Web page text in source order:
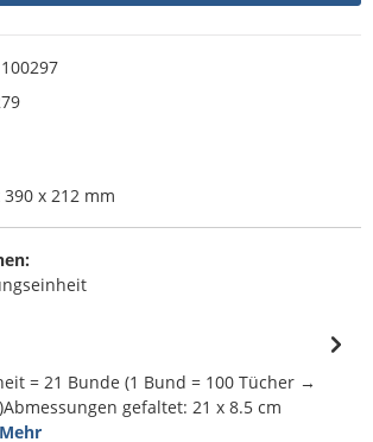
100297
390 x 212 mm
= 21 Bunde (1 Bund = 100 Tücher →
gefaltet: 21 x 8.5 cm
Mehr